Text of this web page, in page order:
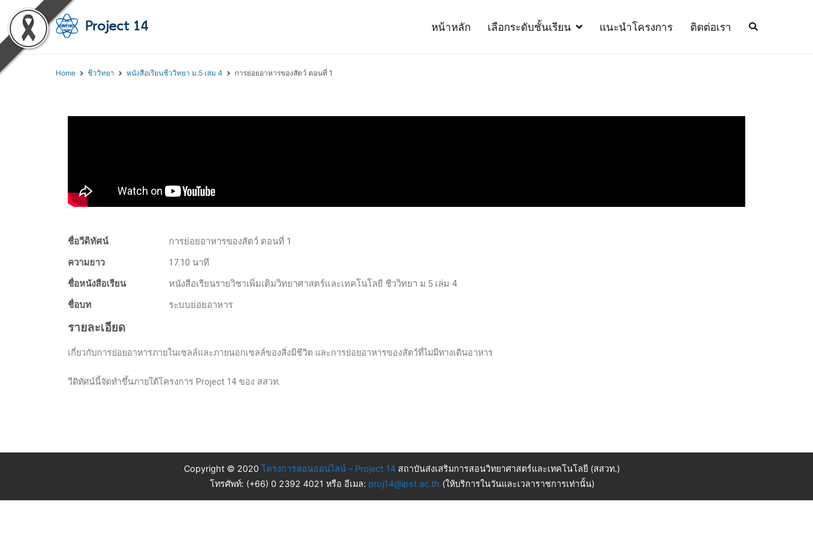
หน้าหลัก เลือกระดับชั้นเรียน แนะนำโครงการ ติดต่อเรา
Home ชีววิทยา หนังสือเรียนชีววิทยา ม.5 เล่ม 4 การย่อยอาหารของสัตว์ ตอนที่ 1
ชื่อวีดิทัศน์
การย่อยอาหารของสัตว์ ตอนที่ 1
ความยาว
17.10 นาที
ชื่อหนังสือเรียน
หนังสือเรียนรายวิชาเพิ่มเติมวิทยาศาสตร์และเทคโนโลยี ชีววิทยา ม.5 เล่ม 4
ชื่อบท
ระบบย่อยอาหาร
รายละเอียด
เกี่ยวกับการย่อยอาหารภายในเซลล์และภายนอกเซลล์ของสิ่งมีชีวิต และการย่อยอาหารของสัตว์ที่ไม่มีทางเดินอาหาร
วีดิทัศน์นี้จัดทำขึ้นภายใต้โครงการ Project 14 ของ สสวท.
Copyright © 2020 โครงการสอนออนไลน์ – Project 14 สถาบันส่งเสริมการสอนวิทยาศาสตร์และเทคโนโลยี (สสวท.)
โทรศัพท์: (+66) 0 2392 4021 หรือ อีเมล: proj14@ipst.ac.th (ให้บริการในวันและเวลาราชการเท่านั้น)